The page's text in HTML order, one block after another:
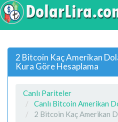
2 Bitcoin Kaç Amerikan
Kura Göre Hesaplama
Canlı Pariteler
Canlı Bitcoin Amerikan
2 Bitcoin Kaç Amerikan